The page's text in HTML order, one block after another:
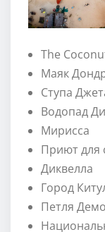
The
Маяк
Ступа
Водопад
Мирисса
Приют для
Диквелла
Город
Петля